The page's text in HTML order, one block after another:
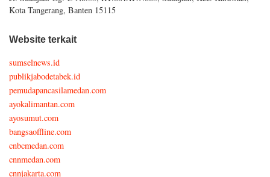
Kota Tangerang, Banten 15115
Website terkait
sumselnews.id
publikjabodetabek.id
pemudapancasilamedan.com
ayokalimantan.com
ayosumut.com
bangsaoffline.com
cnbcmedan.com
cnnmedan.com
cnnjakarta.com